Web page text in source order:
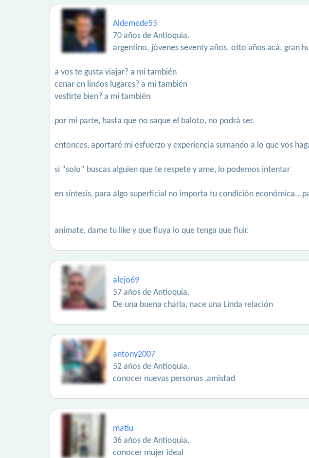
Aldemede55
70 años de Antioquia.
argentino. jóvenes seventy años. otto años acá. gran
a vos te gusta viajar? a mi también
cenar en lindos lugares? a mi también
vestirte bien? a mí también
por mi parte, hasta que no saque el baloto, no podrá ser.
entonces, aportaré mi esfuerzo y experiencia sumando a lo que vos
si “solo” buscas alguien que te respete y ame, lo podemos intentar
en síntesis, para algo superficial no importa tu condición
anímate, dame tu like y que fluya lo que tenga que fluir.
alejo69
57 años de Antioquia.
De una buena charla, nace una Linda relación
antony2007
52 años de Antioquia.
conocer nuevas personas ,amistad
matiu
36 años de Antioquia.
conocer mujer ideal